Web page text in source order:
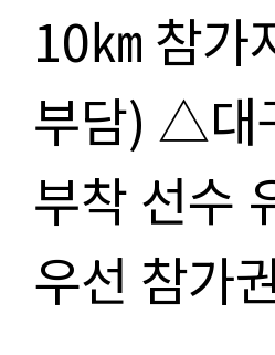
10㎞ 참가
부담) △대
부착 선수
우선 참가